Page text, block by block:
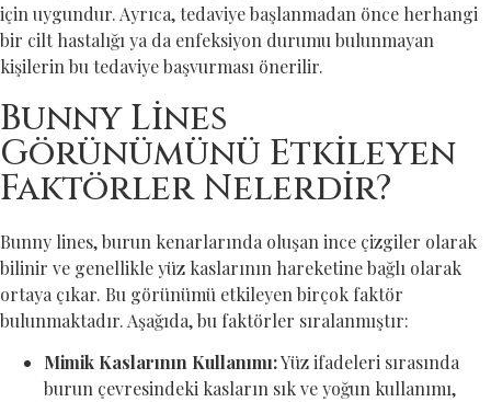
için uygundur. Ayrıca, tedaviye başlanmadan önce herhangi
bir cilt hastalığı ya da enfeksiyon durumu bulunmayan
kişilerin bu tedaviye başvurması önerilir.
Bunny Lines
Görünümünü Etkileyen
Faktörler Nelerdir?
Bunny lines, burun kenarlarında oluşan ince çizgiler olarak
bilinir ve genellikle yüz kaslarının hareketine bağlı olarak
ortaya çıkar. Bu görünümü etkileyen birçok faktör
bulunmaktadır. Aşağıda, bu faktörler sıralanmıştır:
Mimik Kaslarının Kullanımı:Yüz ifadeleri sırasında
burun çevresindeki kasların sık ve yoğun kullanımı,